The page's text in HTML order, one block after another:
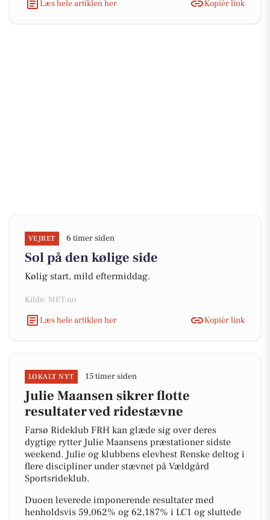
Læs hele artiklen her Kopiér link
VEJRET 6 timer siden
Sol på den kølige side
Kølig start, mild eftermiddag.
Kilde: MET.no
Læs hele artiklen her
Kopiér link
LOKALT NYT 15 timer siden
Julie Maansen sikrer flotte
resultater ved ridestævne
Farsø Rideklub FRH kan glæde sig over deres
dygtige rytter Julie Maansens præstationer sidste
weekend. Julie og klubbens elevhest Renske deltog i
flere discipliner under stævnet på Vældgård
Sportsrideklub.
Duoen leverede imponerende resultater med
henholdsvis 59,062% og 62,187% i LC1 og sluttede